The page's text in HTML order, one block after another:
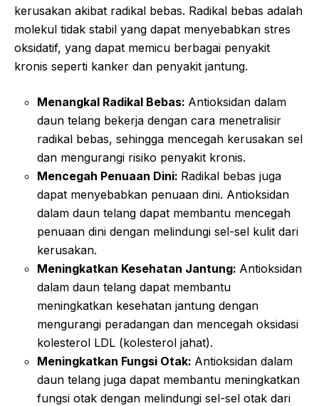
kerusakan akibat radikal bebas. Radikal bebas adalah
molekul tidak stabil yang dapat menyebabkan stres
oksidatif, yang dapat memicu berbagai penyakit
kronis seperti kanker dan penyakit jantung.
Menangkal Radikal Bebas: Antioksidan dalam
daun telang bekerja dengan cara menetralisir
radikal bebas, sehingga mencegah kerusakan sel
dan mengurangi risiko penyakit kronis.
Mencegah Penuaan Dini: Radikal bebas juga
dapat menyebabkan penuaan dini. Antioksidan
dalam daun telang dapat membantu mencegah
penuaan dini dengan melindungi sel-sel kulit dari
kerusakan.
Meningkatkan Kesehatan Jantung: Antioksidan
dalam daun telang dapat membantu
meningkatkan kesehatan jantung dengan
mengurangi peradangan dan mencegah oksidasi
kolesterol LDL (kolesterol jahat).
Meningkatkan Fungsi Otak: Antioksidan dalam
daun telang juga dapat membantu meningkatkan
fungsi otak dengan melindungi sel-sel otak dari